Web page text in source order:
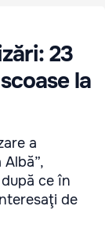
23
la
a
ce în
de